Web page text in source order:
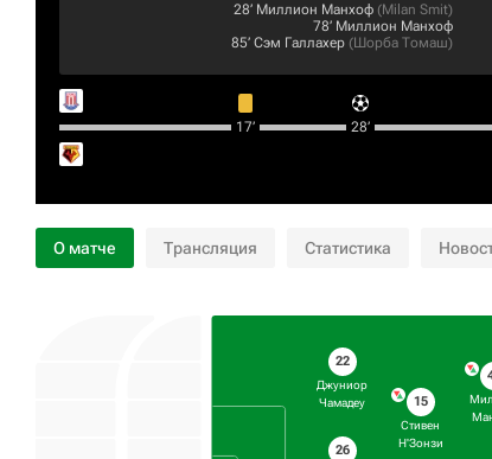
28‎’‎ Миллион Манхоф (Milan Smit)
78‎’‎ Миллион Манхоф
85‎’‎ Сэм Галлахер (Шорба Томаш)
17‎’‎ 28‎’‎
О матче Трансляция Статистика
22
Джуниор
Чамадеу
26
15
Стивен
Н'Зонзи